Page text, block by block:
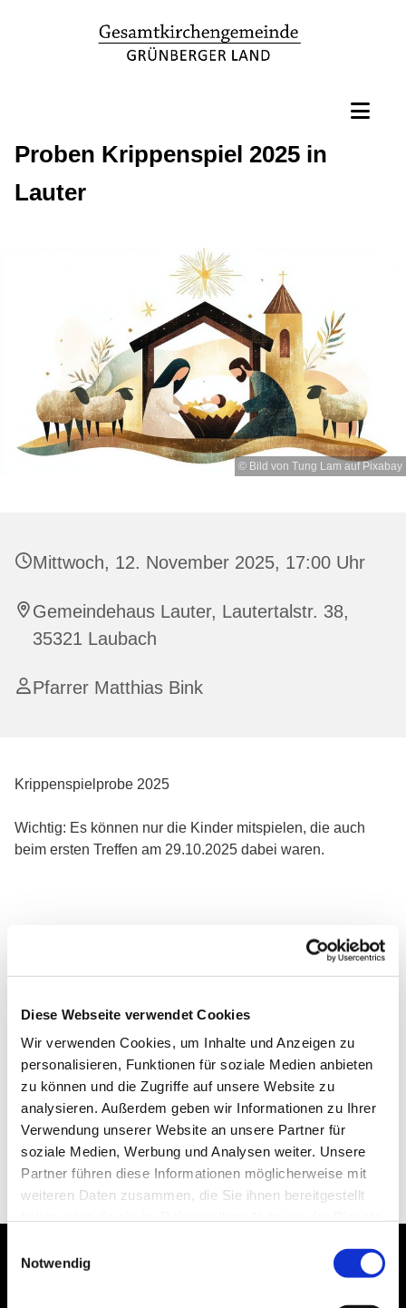
Diese Webseite verwendet Cookies
Wir verwenden Cookies, um Inhalte und Anzeigen zu
personalisieren, Funktionen für soziale Medien anbieten
zu können und die Zugriffe auf unsere Website zu
analysieren. Außerdem geben wir Informationen zu Ihrer
Verwendung unserer Website an unsere Partner für
soziale Medien, Werbung und Analysen weiter. Unsere
Partner führen diese Informationen möglicherweise mit
weiteren Daten zusammen, die Sie ihnen bereitgestellt
Notwendig
Proben Krippenspiel 2025 in
Lauter
© Bild von Tung Lam auf Pixabay
Mittwoch, 12. November 2025, 17:00 Uhr
Gemeindehaus Lauter, Lautertalstr. 38,
35321 Laubach
Pfarrer Matthias Bink
Krippenspielprobe 2025
Wichtig: Es können nur die Kinder mitspielen, die auch
beim ersten Treffen am 29.10.2025 dabei waren.